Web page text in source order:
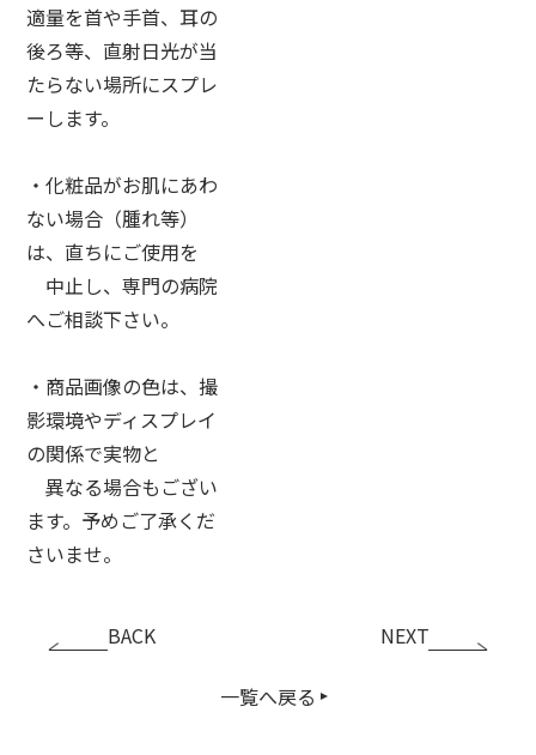
適量を首や手首、耳の
後ろ等、直射日光が当
たらない場所にスプレ
ーします。
・化粧品がお肌にあわ
ない場合（腫れ等）
は、直ちにご使用を
中止し、専門の病院
へご相談下さい。
・商品画像の色は、撮
影環境やディスプレイ
の関係で実物と
異なる場合もござい
ます。予めご了承くだ
さいませ。
BACK
一覧へ戻る
NEXT